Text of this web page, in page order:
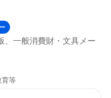
、一般消費財・文具メー
育等